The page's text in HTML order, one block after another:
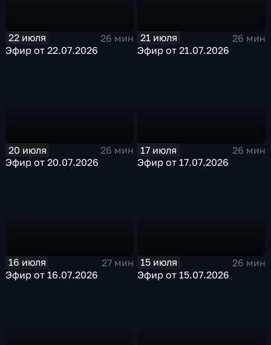
22 июля
26 мин
Эфир от 22.07.2026
21 июля
26 мин
Эфир от 21.07.2026
20 июля
26 мин
Эфир от 20.07.2026
17 июля
26 мин
Эфир от 17.07.2026
16 июля
27 мин
Эфир от 16.07.2026
15 июля
26 мин
Эфир от 15.07.2026